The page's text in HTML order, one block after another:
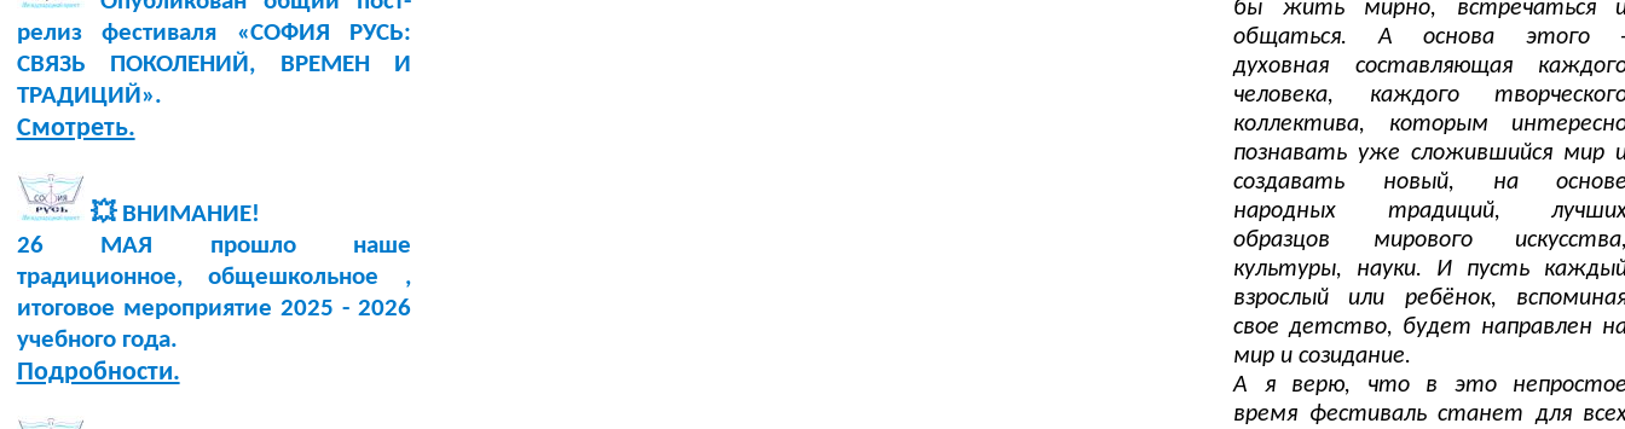
релиз фестиваля «СОФИЯ РУСЬ:
СВЯЗЬ ПОКОЛЕНИЙ, ВРЕМЕН И
ТРАДИЦИЙ».
Смотреть.
💥 ВНИМАНИЕ!
26 МАЯ прошло наше
традиционное, общешкольное ,
итоговое мероприятие 2025 - 2026
учебного года.
Подробности.
бы жить мирно, встречаться
общаться. А основа этого
духовная составляющая
человека, каждого
коллектива, которым
познавать уже сложившийся мир
создавать новый, на
народных традиций,
образцов мирового
культуры, науки. И пусть
взрослый или ребёнок,
свое детство, будет направлен
мир и созидание.
А я верю, что в это
время фестиваль станет для